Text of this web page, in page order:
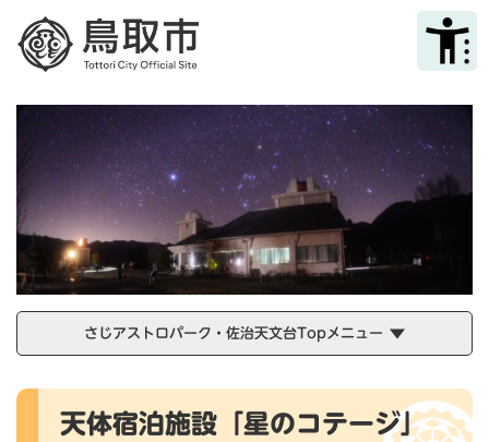
メニューを飛ばして本文へ
さじアストロパーク・佐治天文台Topメニュー
本
天体宿泊施設「星のコテージ」